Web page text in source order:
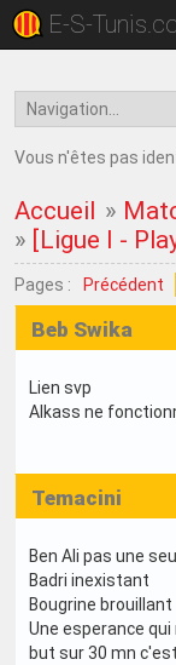
E-S-
Vous n'êtes pas
Accueil »
» [Ligue I -
Pages : Précédent
Beb Swika
Lien svp
Alkass ne
Temacini
Ben Ali pas une
Badri inexistant
Bougrine brouillant
Une esperance
but sur 30 mn